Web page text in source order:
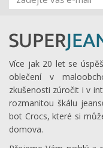
Více jak 20 let se
oblečení v
zkušenosti zúročit i v
rozmanitou škálu
bot Crocs, které si
domova.